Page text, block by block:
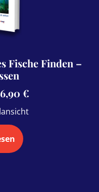
Fische Finden –
€